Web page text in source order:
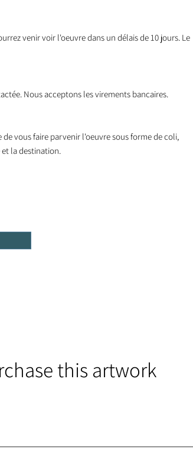
venir voir l'oeuvre dans un délais de 10 jours. Le
Nous acceptons les virements bancaires.
vous faire parvenir l'oeuvre sous forme de coli,
la destination.
this artwork